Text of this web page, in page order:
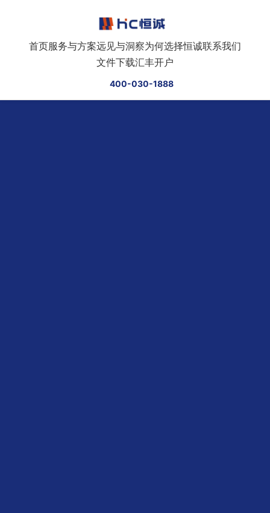
首页服务与方案远见与洞察为何选择恒诚联系我们
文件下载汇丰开户
400-030-1888